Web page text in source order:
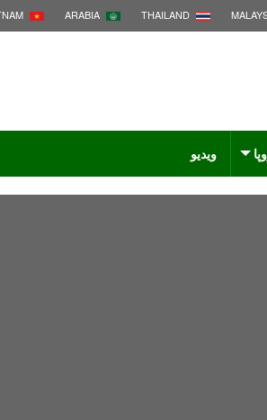
THAILAND
ARABIA
ویدیو